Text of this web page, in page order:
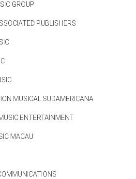
GROUP
PUBLISHERS
MUSICAL SUDAMERICANA
ENTERTAINMENT
MACAU